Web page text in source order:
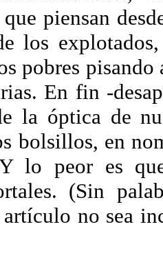
piensan
los
pobres
En fin -
la óptica de
bolsillos, en
lo peor es
(Sin
artículo no sea